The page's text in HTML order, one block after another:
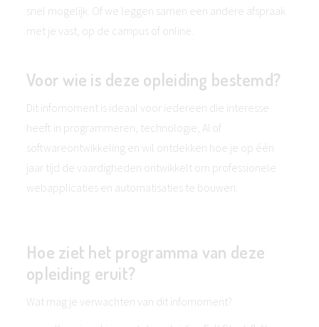
snel mogelijk. Of we leggen samen een andere afspraak
met je vast, op de campus of online.
Voor wie is deze opleiding bestemd?
Dit infomoment is ideaal voor iedereen die interesse
heeft in programmeren, technologie, AI of
softwareontwikkeling en wil ontdekken hoe je op één
jaar tijd de vaardigheden ontwikkelt om professionele
webapplicaties en automatisaties te bouwen.
Hoe ziet het programma van deze
opleiding eruit?
Wat mag je verwachten van dit infomoment?